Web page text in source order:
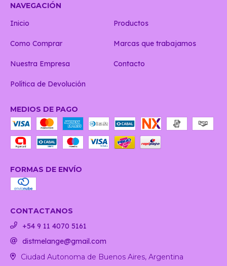
NAVEGACIÓN
Inicio
Productos
Como Comprar Marcas que trabajamos
Nuestra Empresa Contacto
Política de Devolución
MEDIOS DE PAGO
FORMAS DE ENVÍO
CONTACTANOS
+54 9 11 4070 5161
distmelange@gmail.com
Ciudad Autonoma de Buenos Aires, Argentina